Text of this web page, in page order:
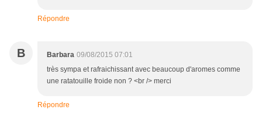
Répondre
B Barbara 09/08/2015 07:01
très sympa et rafraichissant avec beaucoup d'aromes comme
une ratatouille froide non ? <br /> merci
Répondre